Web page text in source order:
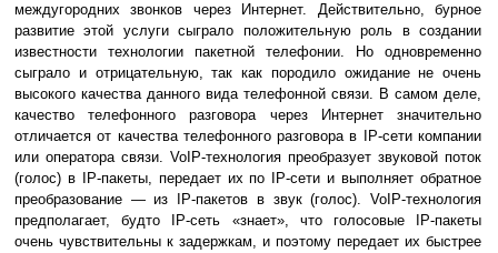
междугородних звонков через Интернет. Действительно, бурное
развитие этой услуги сыграло положительную роль в создании
известности технологии пакетной телефонии. Но одновременно
сыграло и отрицательную, так как породило ожидание не очень
высокого качества данного вида телефонной связи. В самом деле,
качество телефонного разговора через Интернет значительно
отличается от качества телефонного разговора в IP-сети компании
или оператора связи. VoIP-технология преобразует звуковой поток
(голос) в IP-пакеты, передает их по IP-сети и выполняет обратное
преобразование — из IP-пакетов в звук (голос). VoIP-технология
предполагает, будто IP-сеть «знает», что голосовые IP-пакеты
очень чувствительны к задержкам, и поэтому передает их быстрее